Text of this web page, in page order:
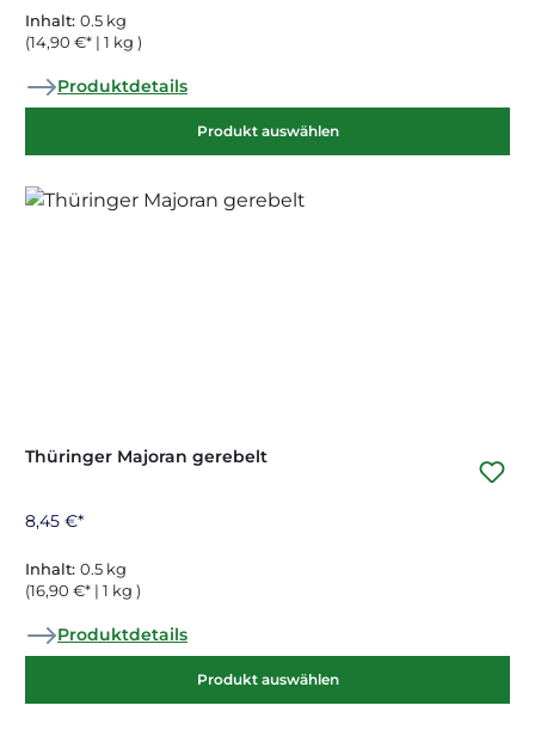
Inhalt: 0.5 kg
(14,90 €* | 1 kg )
Produktdetails
Produkt auswählen
Thüringer Majoran gerebelt
8,45 €*
Inhalt: 0.5 kg
(16,90 €* | 1 kg )
Produktdetails
Produkt auswählen